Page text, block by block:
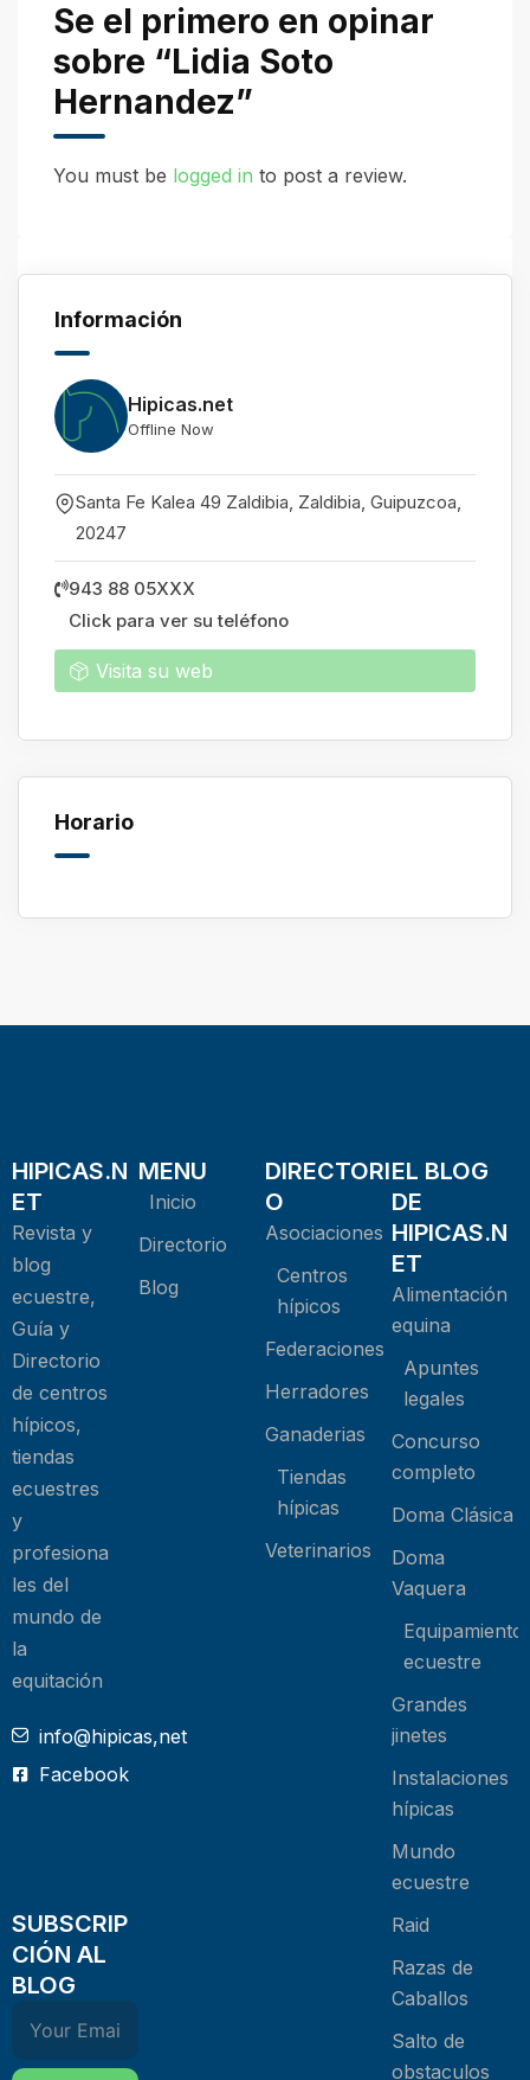
Se el primero en opinar
sobre “Lidia Soto
Hernandez”
You must be logged in to post a review.
Información
Hipicas.net
Offline Now
Santa Fe Kalea 49 Zaldibia, Zaldibia, Guipuzcoa,
20247
943 88 05XXX
Click para ver su teléfono
Visita su web
Horario
HIPICAS.N
ET
Revista y
blog
ecuestre,
Guía y
Directorio
de centros
hípicos,
tiendas
ecuestres
y
profesiona
les del
mundo de
la
equitación
info@hipicas,net
Facebook
SUBSCRIP
CIÓN AL
BLOG
MENU
Inicio
Directorio
Blog
DIRECTORI
O
Asociaciones
Centros
hípicos
Federaciones
Herradores
Ganaderias
Tiendas
hípicas
Veterinarios
EL BLOG
DE
HIPICAS.N
ET
Alimentación
equina
Apuntes
legales
Concurso
completo
Doma Clásica
Doma
Vaquera
Equipamiento
ecuestre
Grandes
jinetes
Instalaciones
hípicas
Mundo
ecuestre
Raid
Razas de
Caballos
Salto de
obstaculos